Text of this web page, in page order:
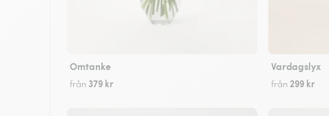
Omtanke
från 379 kr
Vardagslyx
från 299 kr